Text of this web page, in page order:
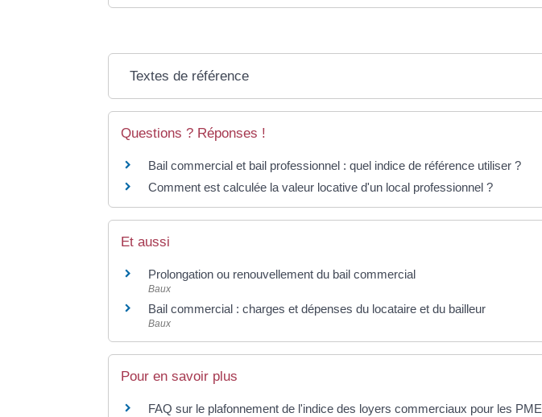
Textes de référence
Questions ? Réponses !
Bail commercial et bail professionnel : quel indice de référence utiliser ?
Comment est calculée la valeur locative d'un local professionnel ?
Et aussi
Prolongation ou renouvellement du bail commercial
Baux
Bail commercial : charges et dépenses du locataire et du bailleur
Baux
Pour en savoir plus
FAQ sur le plafonnement de l'indice des loyers commerciaux pour les PME